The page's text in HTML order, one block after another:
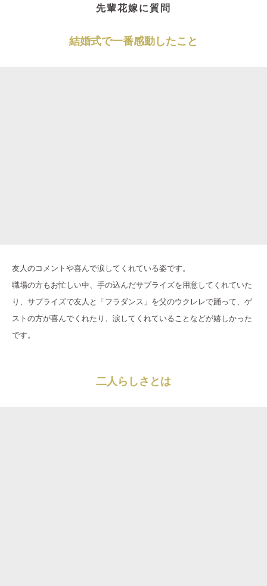
先輩花嫁に質問
結婚式で一番感動したこと
友人のコメントや喜んで涙してくれている姿です。
職場の方もお忙しい中、手の込んだサプライズを用意してくれていた
り、サプライズで友人と「フラダンス」を父のウクレレで踊って、ゲ
ストの方が喜んでくれたり、涙してくれていることなどが嬉しかった
です。
二人らしさとは